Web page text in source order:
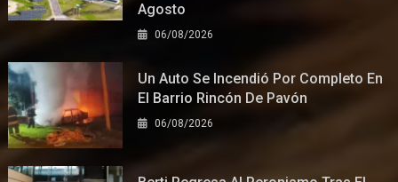
Agosto
06/08/2026
Un Auto Se Incendió Por Completo En
El Barrio Rincón De Pavón
06/08/2026